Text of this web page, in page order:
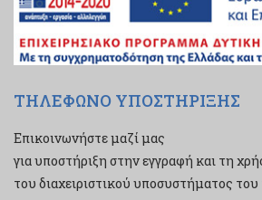
ΤΗΛΕΦΩΝΟ ΥΠΟΣΤΗΡΙΞΗΣ
Επικοινωνήστε μαζί μας
για υποστήριξη στην εγγραφή και τη
του διαχειριστικού υποσυστήματος